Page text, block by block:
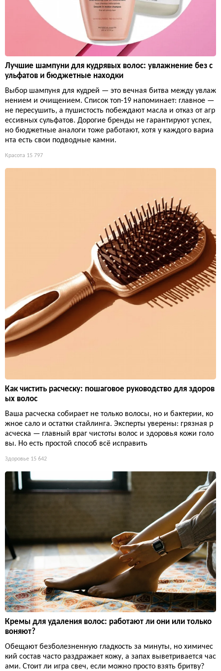
Лучшие шампуни для кудрявых волос: увлажнение без с
ульфатов и бюджетные находки
Выбор шампуня для кудрей — это вечная битва между увлаж
нением и очищением. Список топ-19 напоминает: главное —
не пересушить, а пушистость побеждают масла и отказ от агр
ессивных сульфатов. Дорогие бренды не гарантируют успех,
но бюджетные аналоги тоже работают, хотя у каждого вариа
нта есть свои подводные камни.
Красота 15 797
Как чистить расческу: пошаговое руководство для здоров
ых волос
Ваша расческа собирает не только волосы, но и бактерии, ко
жное сало и остатки стайлинга. Эксперты уверены: грязная р
асческа — главный враг чистоты волос и здоровья кожи голо
вы. Но есть простой способ всё исправить
Здоровье 15 642
Кремы для удаления волос: работают ли они или только
воняют?
Обещают безболезненную гладкость за минуты, но химичес
кий состав часто раздражает кожу, а запах выветривается час
ами. Стоит ли игра свеч, если можно просто взять бритву?